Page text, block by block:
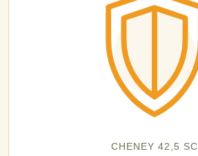
CHENEY 42,5 SC